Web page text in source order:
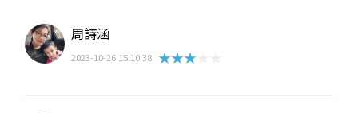
周詩涵
2023-10-26 15:10:38 ★★★★★